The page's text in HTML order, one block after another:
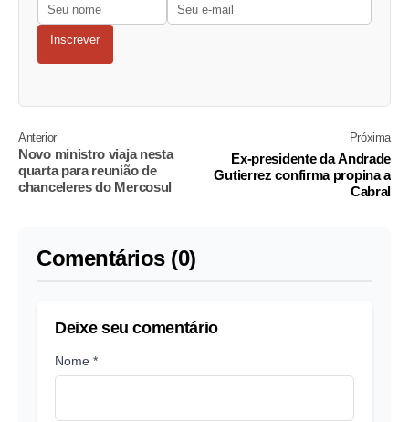
Inscrever
Anterior
Novo ministro viaja nesta
quarta para reunião de
chanceleres do Mercosul
Próxima
Ex-presidente da Andrade
Gutierrez confirma propina a
Cabral
Comentários (0)
Deixe seu comentário
Nome *